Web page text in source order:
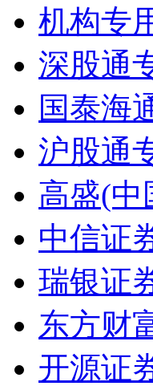
机构专
深股通
国泰海
沪股通
高盛(中
中信证
瑞银证
东方财
开源证